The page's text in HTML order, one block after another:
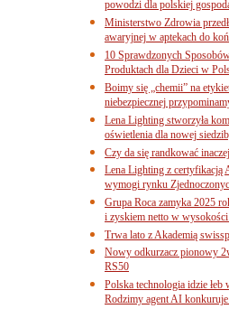
powodzi dla polskiej
Ministerstwo Zdrowia
awaryjnej w aptekach do
10 Sprawdzonych
Produktach dla Dzieci w
Boimy się „chemii” na
niebezpiecznej
Lena Lighting stworzyła
oświetlenia dla nowej
Czy da się randkować
Lena Lighting z certyfikacją
wymogi rynku
Grupa Roca zamyka 2025
i zyskiem netto w
Trwa lato z Akademią
Nowy odkurzacz pionowy
RS50
Polska technologia idzie łeb
Rodzimy agent AI